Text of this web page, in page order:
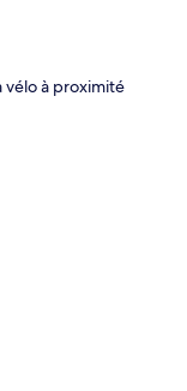
vélo à proximité